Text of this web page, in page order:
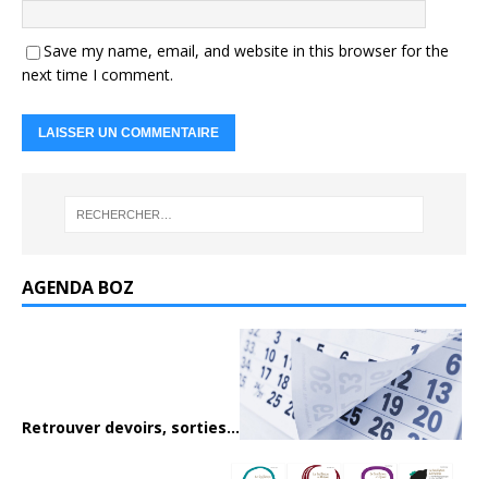
Save my name, email, and website in this browser for the
next time I comment.
AGENDA BOZ
Retrouver devoirs, sorties...